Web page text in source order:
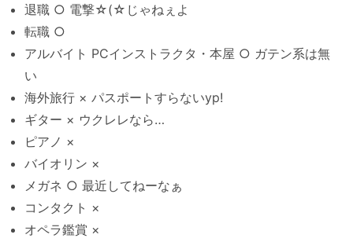
退職 ○ 電撃☆(☆じゃねぇよ
転職 ○
アルバイト PCインストラクタ・本屋 ○ ガテン系は無
い
海外旅行 × パスポートすらないyp!
ギター × ウクレレなら…
ピアノ ×
バイオリン ×
メガネ ○ 最近してねーなぁ
コンタクト ×
オペラ鑑賞 ×